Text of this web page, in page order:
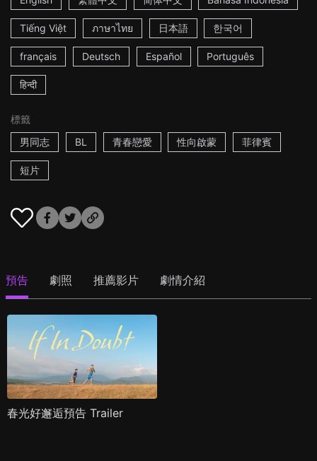
Tiếng Việt ภาษาไทย 日本語 한국어
français Deutsch Español Português
हिन्दी
標籤
男同志
BL 青春戀愛 性向啟蒙 菲律賓
短片
預告 劇照 推薦影片 劇情介紹
春光好邂逅預告 Trailer